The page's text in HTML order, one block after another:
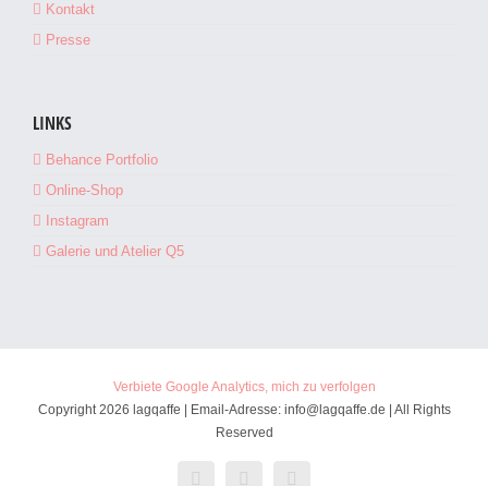
Kontakt
Presse
LINKS
Behance Portfolio
Online-Shop
Instagram
Galerie und Atelier Q5
Verbiete Google Analytics, mich zu verfolgen
Copyright 2026 lagqaffe | Email-Adresse: info@lagqaffe.de | All Rights
Reserved